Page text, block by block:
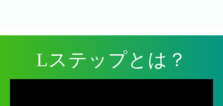
Lステップとは？